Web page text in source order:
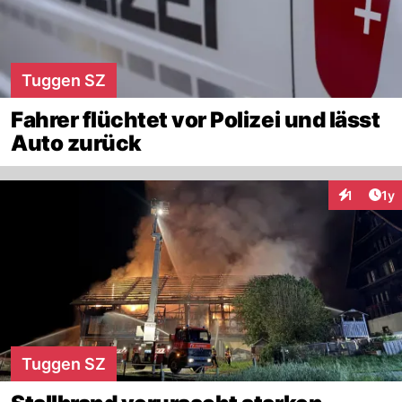
Tuggen SZ
Fahrer flüchtet vor Polizei und lässt
Auto zurück
1 1y
Tuggen SZ